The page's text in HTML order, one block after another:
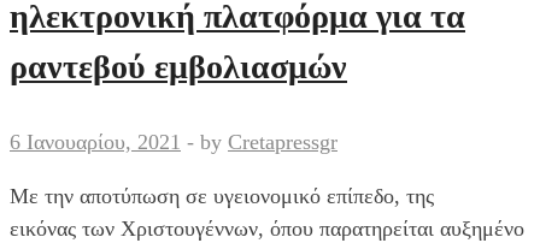
μπροστά,
θρηνήσουμε
θύματα
ηλεκτρονική πλατφόρμα για τα
ραντεβού εμβολιασμών
6 Ιανουαρίου, 2021 - by Cretapressgr
Με την αποτύπωση σε υγειονομικό επίπεδο, της
εικόνας των Χριστουγέννων, όπου παρατηρείται αυξημένο